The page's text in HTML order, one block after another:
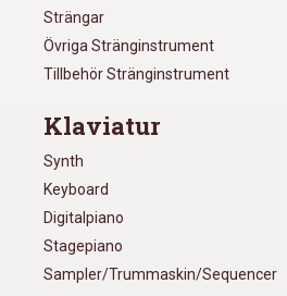
Strängar
Övriga Stränginstrument
Tillbehör Stränginstrument
Klaviatur
Synth
Keyboard
Digitalpiano
Stagepiano
Sampler/Trummaskin/Sequencer